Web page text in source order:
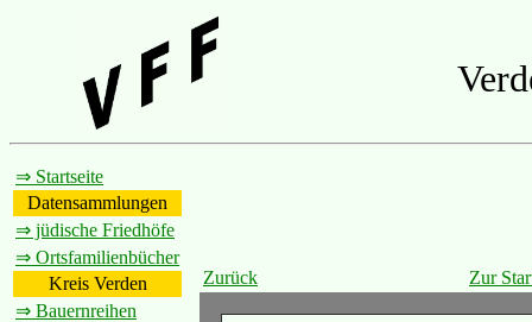
⇒ Startseite
Datensammlungen
⇒ jüdische Friedhöfe
⇒ Ortsfamilienbücher
Kreis Verden
⇒ Bauernreihen
Zurück Zur